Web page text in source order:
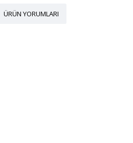
ÜRÜN YORUMLARI